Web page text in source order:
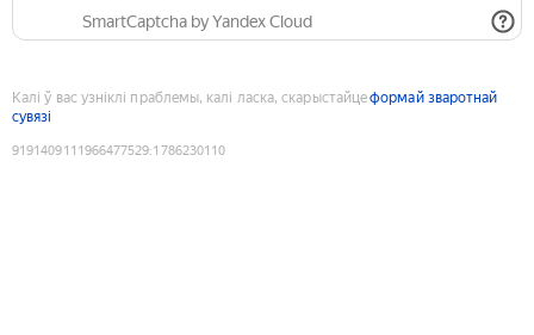
SmartCaptcha by Yandex Cloud
Калі ў вас узніклі праблемы, калі ласка, скарыстайцеформай зваротнай
сувязі
9191409111966477529:1786230110